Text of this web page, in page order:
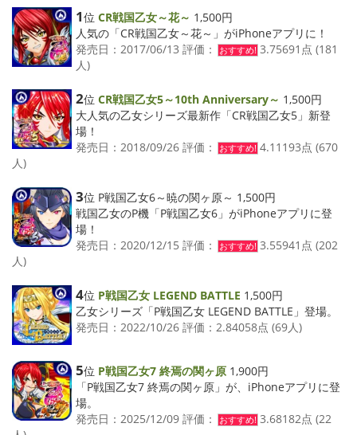
1位 CR戦国乙女～花～ 1,500円
人気の「CR戦国乙女～花～」がiPhoneアプリに！
発売日：2017/06/13 評価：
おすすめ! 3.75691点 (181
人)
2位 CR戦国乙女5～10th Anniversary～ 1,500円
大人気の乙女シリーズ最新作「CR戦国乙女5」新登
場！
発売日：2018/09/26 評価：
おすすめ! 4.11193点 (670
人)
3位 P戦国乙女6～暁の関ヶ原～ 1,500円
戦国乙女のP機「P戦国乙女6」がiPhoneアプリに登
場！
発売日：2020/12/15 評価：
おすすめ! 3.55941点 (202
人)
4位 P戦国乙女 LEGEND BATTLE 1,500円
乙女シリーズ「P戦国乙女 LEGEND BATTLE」登場。
発売日：2022/10/26 評価：2.84058点 (69人)
5位 P戦国乙女7 終焉の関ヶ原 1,900円
「P戦国乙女7 終焉の関ヶ原」が、iPhoneアプリに登
場。
発売日：2025/12/09 評価：
おすすめ! 3.68182点 (22